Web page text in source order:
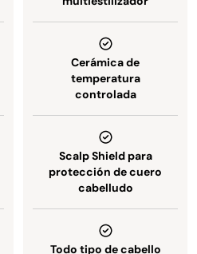
Cerámica de
temperatura
controlada
Scalp Shield para
protección de cuero
cabelludo
Todo tipo de cabello